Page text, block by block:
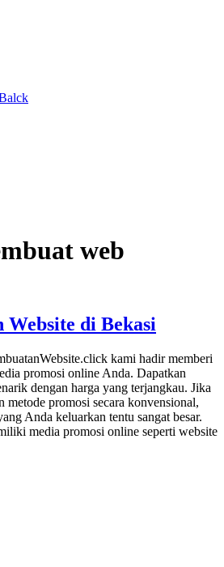
web
Website di Bekasi
kami hadir memberi
promosi online Anda. Dapatkan
dengan harga yang terjangkau. Jika
metode promosi secara konvensional,
Anda keluarkan tentu sangat besar.
media promosi online seperti website